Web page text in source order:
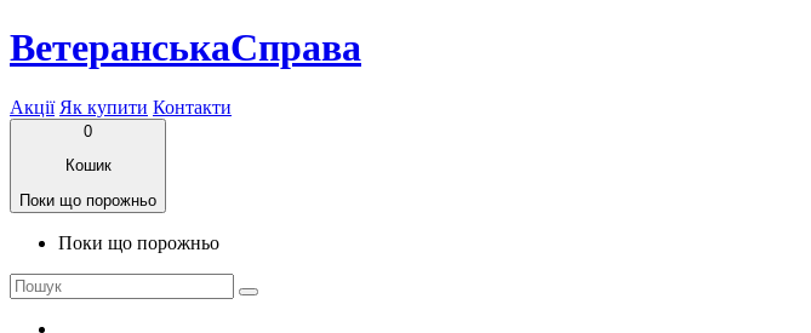
ВетеранськаСправа
Акції Як купити Контакти
0
Кошик
Поки що порожньо
Поки що порожньо